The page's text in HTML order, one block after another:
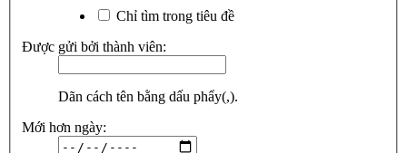
Chỉ tìm trong tiêu đề
Được gửi bởi thành viên:
Dãn cách tên bằng dấu phẩy(,).
Mới hơn ngày: